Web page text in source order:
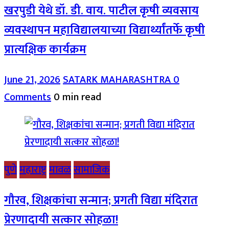
खरपुडी येथे डॉ. डी. वाय. पाटील कृषी व्यवसाय
व्यवस्थापन महाविद्यालयाच्या विद्यार्थ्यांतर्फे कृषी
प्रात्यक्षिक कार्यक्रम
June 21, 2026SATARK MAHARASHTRA0
Comments0 min read
पुणेमहाराष्ट्रमावळसामाजिक
गौरव, शिक्षकांचा सन्मान; प्रगती विद्या मंदिरात
प्रेरणादायी सत्कार सोहळा!